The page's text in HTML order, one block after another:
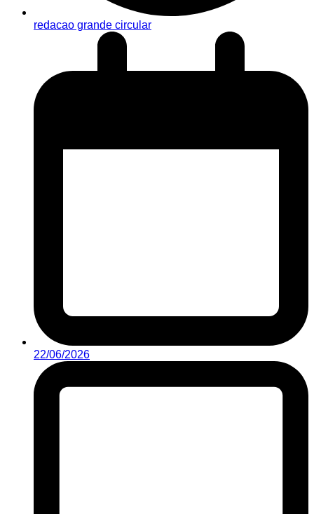
redacao grande circular
22/06/2026